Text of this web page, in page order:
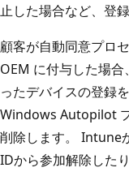
止した場合など、登
顧客が自動同意プロ
OEM に付与した場
ったデバイスの登録
Windows Autopilot
削除します。 Intune
IDから参加解除した